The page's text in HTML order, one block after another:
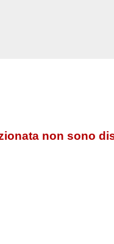
non sono